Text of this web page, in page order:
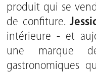
produit qui se
de confiture.
intérieure - et
une marque
gastronomiques